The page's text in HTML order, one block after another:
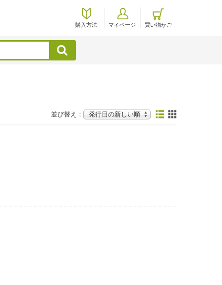
購入方法 マイページ 買い物かご
検索
並び替え：